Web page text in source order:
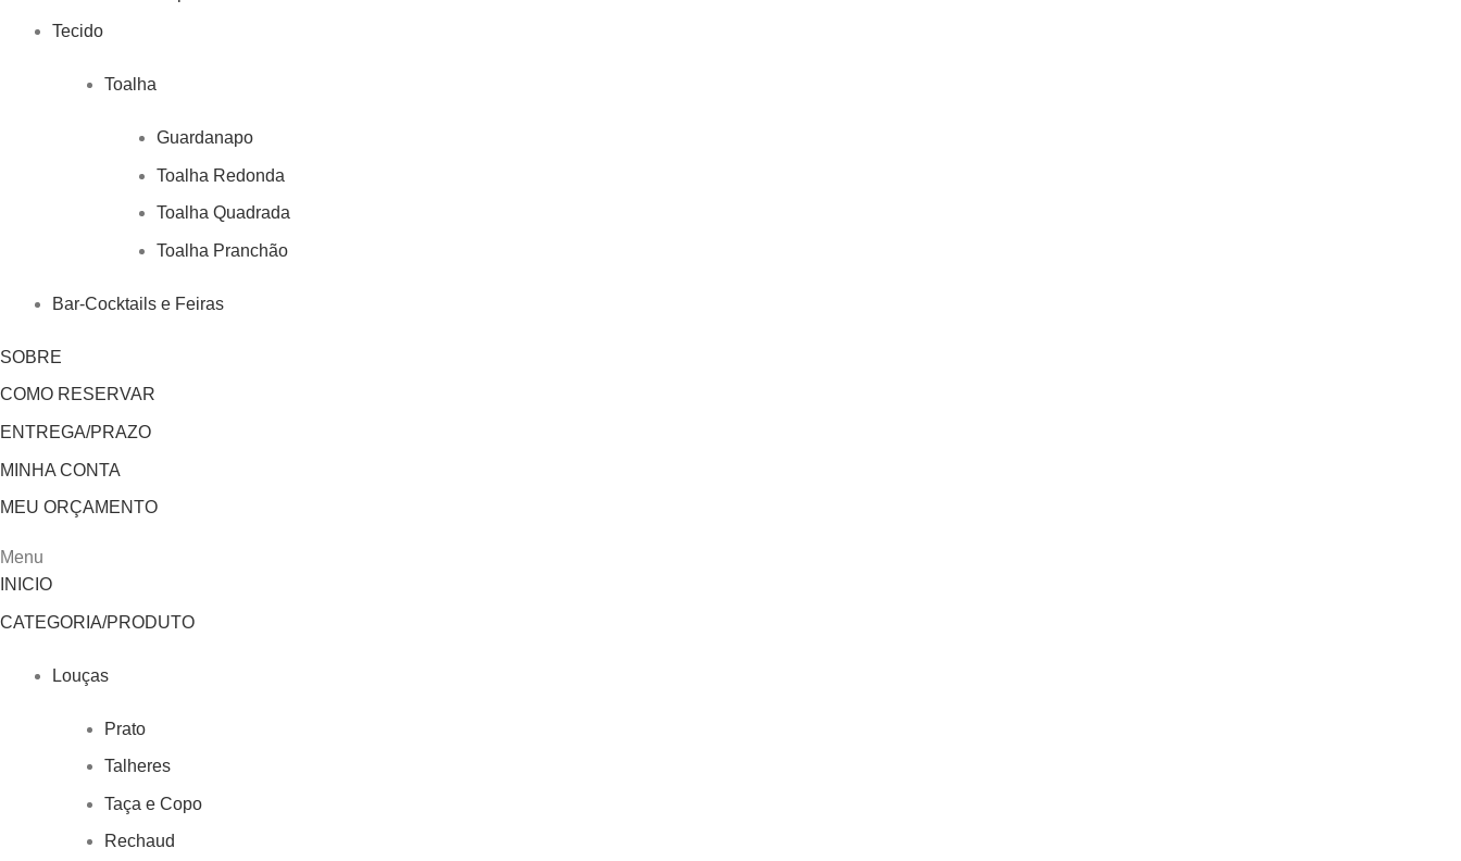
Tecido
Toalha
Guardanapo
Toalha Redonda
Toalha Quadrada
Toalha Pranchão
Bar-Cocktails e Feiras
SOBRE
COMO RESERVAR
ENTREGA/PRAZO
MINHA CONTA
MEU ORÇAMENTO
Menu
INICIO
CATEGORIA/PRODUTO
Louças
Prato
Talheres
Taça e Copo
Rechaud